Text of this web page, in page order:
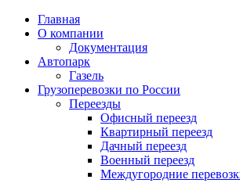
Главная
О компании
Документация
Автопарк
Газель
Грузоперевозки по России
Переезды
Офисный переезд
Квартирный переезд
Дачный переезд
Военный переезд
Междугородние